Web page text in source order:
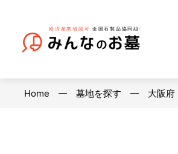
Home 墓地を探す 大阪府